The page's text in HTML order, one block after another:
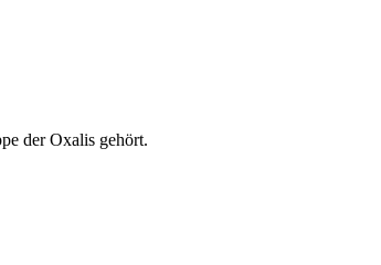
der Oxalis gehört.